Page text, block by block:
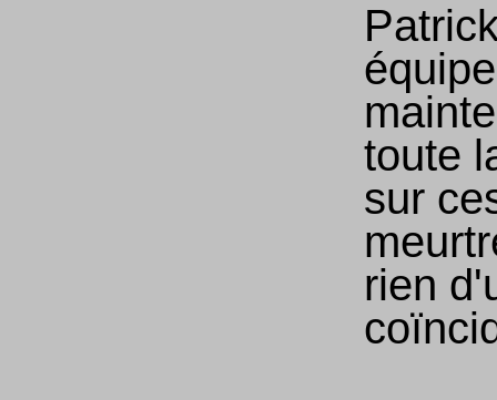
toute
sur
rien